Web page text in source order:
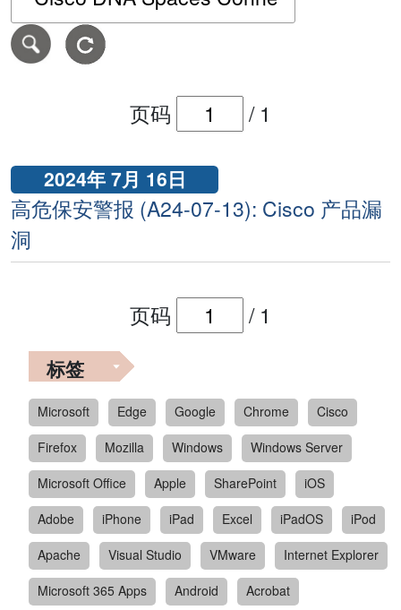
页码 / 1
2024年 7月 16日
高危保安警报 (A24-07-13): Cisco 产品漏
洞
页码 / 1
标签
Microsoft Edge Google Chrome
Cisco
Firefox
Mozilla Windows
Windows Server
Microsoft Office
Apple SharePoint
iOS
Adobe
iPhone iPad Excel iPadOS
iPod
Apache
Visual Studio VMware
Internet Explorer
Microsoft 365 Apps
Android
Acrobat